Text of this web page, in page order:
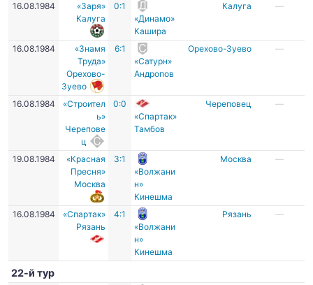
16.08.1984
«Заря»
Калуга
0:1
«Динамо»
Кашира
Калуга —
16.08.1984
«Знамя
Труда»
Орехово-
Зуево
6:1
«Сатурн»
Андропов
Орехово-Зуево —
16.08.1984
«Строител
ь»
Черепове
ц
0:0
«Спартак»
Тамбов
Череповец —
19.08.1984
«Красная
Пресня»
Москва
3:1
«Волжани
н»
Кинешма
Москва —
16.08.1984
«Спартак»
Рязань
4:1
«Волжани
н»
Кинешма
Рязань —
22-й тур